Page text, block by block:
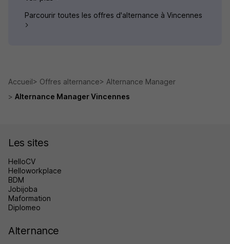
Parcourir toutes les offres d'alternance à Vincennes
Accueil Offres alternance
Alternance Manager
Alternance Manager Vincennes
Les sites
HelloCV
Helloworkplace
BDM
Jobijoba
Maformation
Diplomeo
Alternance